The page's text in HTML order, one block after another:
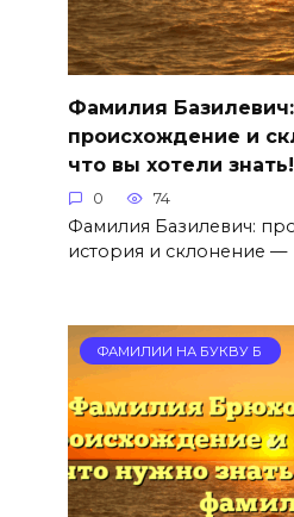
Фамилия
происхождение и
что вы хотели знать!
0 74
Фамилия Базилевич:
история и склонение —
ФАМИЛИИ НА БУКВУ Б